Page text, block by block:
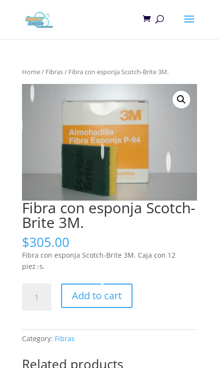
Home/ Fibras/ Fibra con esponja Scotch-Brite 3M.
Fibra con esponja Scotch-
Brite 3M.
$305.00
Fibra con esponja Scotch-Brite 3M. Caja con 12
piezas.
Add to cart
Category: Fibras
Related products